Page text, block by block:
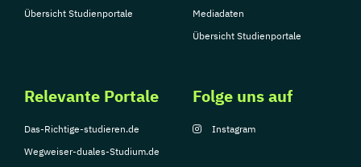
Übersicht Studienportale
Mediadaten
Übersicht Studienportale
Relevante Portale
Das-Richtige-studieren.de
Wegweiser-duales-Studium.de
Folge uns auf
Instagram